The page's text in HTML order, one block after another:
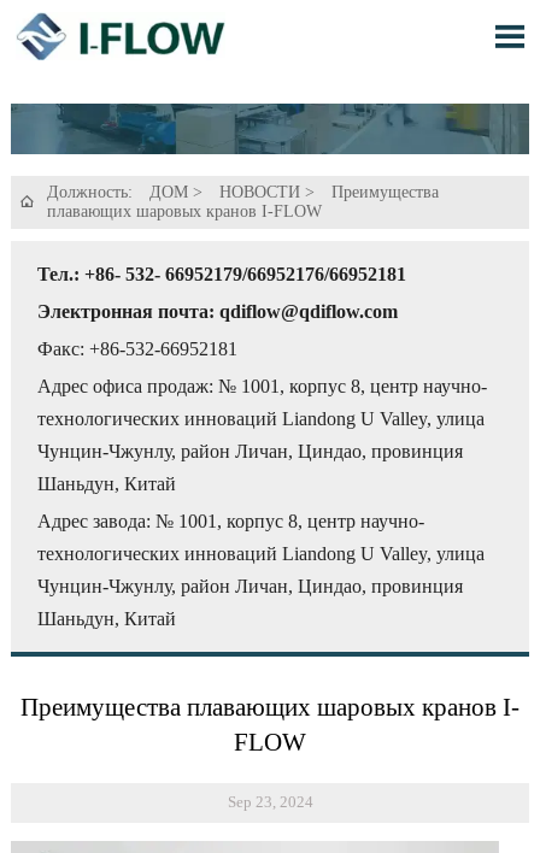


Должность: ДОМ> НОВОСТИ>
Преимущества
плавающих шаровых кранов I-FLOW
Тел.: +86- 532- 66952179/66952176/66952181
Электронная почта: qdiflow@qdiflow.com
Факс: +86-532-66952181
Адрес офиса продаж: № 1001, корпус 8, центр научно-
технологических инноваций Liandong U Valley, улица
Чунцин-Чжунлу, район Личан, Циндао, провинция
Шаньдун, Китай
Адрес завода: № 1001, корпус 8, центр научно-
технологических инноваций Liandong U Valley, улица
Чунцин-Чжунлу, район Личан, Циндао, провинция
Шаньдун, Китай
Преимущества плавающих шаровых кранов I-
FLOW
Sep 23, 2024